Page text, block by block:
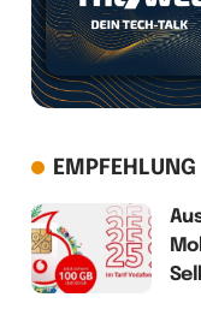
EMPFEHLUNG